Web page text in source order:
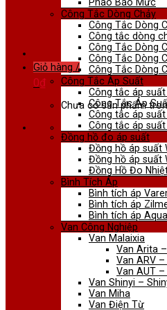
Giỏ hàng /
0₫
Chưa có sản phẩm
Phao Báo Mức
Công Tắc Dòng Chảy
Công Tắc Dòng
Công tắc dòng
Công Tắc Dòng
Công Tắc Dòng
Công Tắc Dòng
Công Tắc Áp Suất
Công tắc áp
Công Tắc Áp
Công tắc áp suất
Công tắc áp
Đồng hồ đo áp suất
Đồng hồ áp suất
Đồng hồ áp suất
Đồng Hồ Đo
Bình Tích Áp
Bình tích áp
Bình tích áp
Bình tích áp
Van Công Nghiệp
Van Malaixia
Van Arita
Van ARV
Van AUT
Van Shinyi –
Van Miha
Van Điện Từ